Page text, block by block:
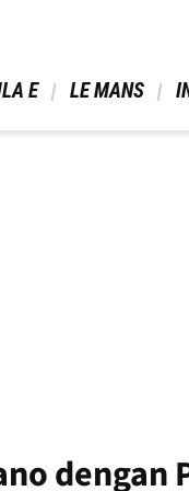
E LE MANS
dengan